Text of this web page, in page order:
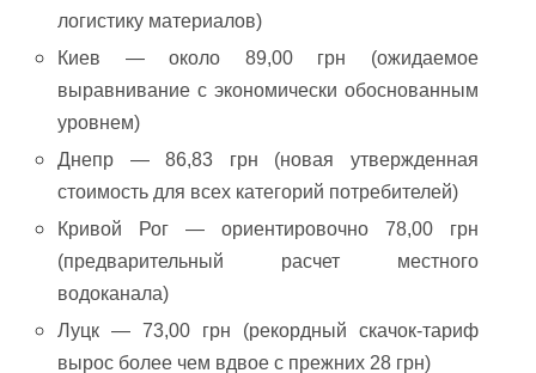
логистику материалов)
Киев — около 89,00 грн (ожидаемое
выравнивание с экономически обоснованным
уровнем)
Днепр — 86,83 грн (новая утвержденная
стоимость для всех категорий потребителей)
Кривой Рог — ориентировочно 78,00 грн
(предварительный расчет местного
водоканала)
Луцк — 73,00 грн (рекордный скачок-тариф
вырос более чем вдвое с прежних 28 грн)